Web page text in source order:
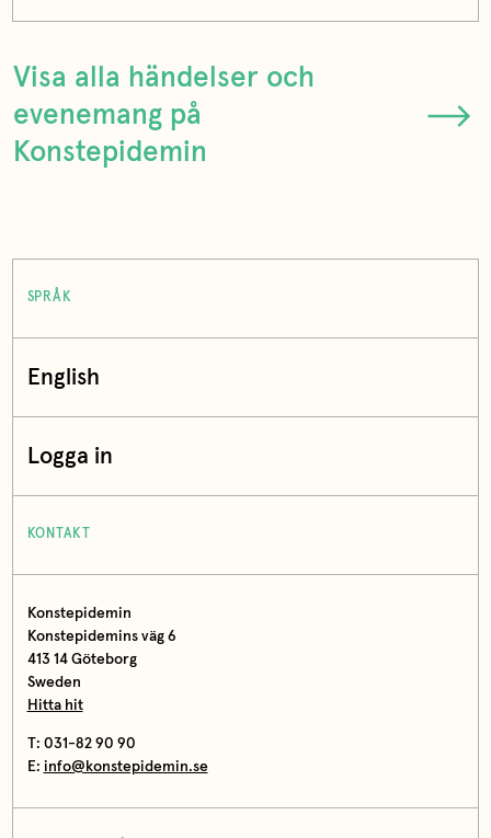
Visa alla händelser och
evenemang på
Konstepidemin
SPRÅK
English
Logga in
KONTAKT
Konstepidemin
Konstepidemins väg 6
413 14 Göteborg
Sweden
Hitta hit
T: 031-82 90 90
E: info@konstepidemin.se